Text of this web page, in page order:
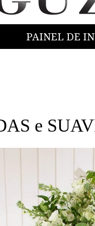
PAINEL DE
e